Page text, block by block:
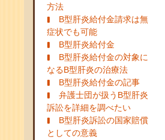
方法
B型肝炎給付金請求は無
症状でも可能
B型肝炎給付金
B型肝炎給付金の対象に
なるB型肝炎の治療法
B型肝炎給付金の記事
弁護士団が扱うB型肝炎
訴訟を詳細を調べたい
B型肝炎訴訟の国家賠償
としての意義